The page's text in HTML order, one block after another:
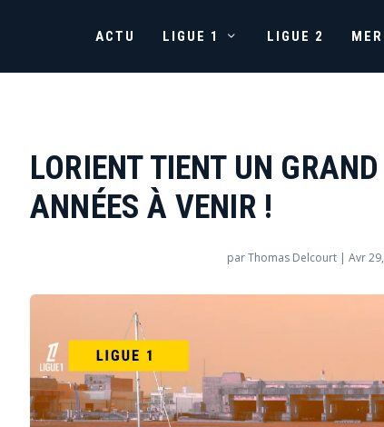
ACTU LIGUE 1 LIGUE 2
LORIENT TIENT UN
ANNÉES À VENIR !
parThomas Delcourt| Avr